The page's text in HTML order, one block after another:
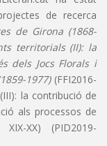
de recerca
de Girona (1868-
territorials (II): la
dels Jocs Florals i
1977)(FFI2016-
la contribució de
als processos de
XX) (PID2019-